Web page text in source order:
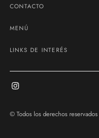
CONTACTO
MENÚ
LINKS DE INTERÉS
© Todos los derechos